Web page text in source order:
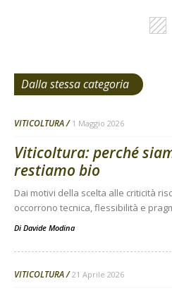
Dalla stessa categoria
VITICOLTURA 1 Maggio 2026
Viticoltura: perché
restiamo bio
Dai motivi della scelta alle criticità
occorrono tecnica, flessibilità e
Di Davide Modina
VITICOLTURA 21 Aprile 2026